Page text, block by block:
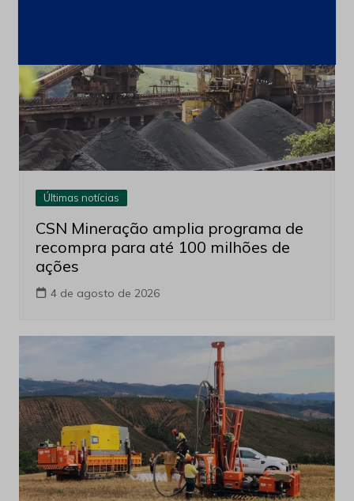
Últimas notícias
CSN Mineração amplia programa de
recompra para até 100 milhões de
ações
4 de agosto de 2026